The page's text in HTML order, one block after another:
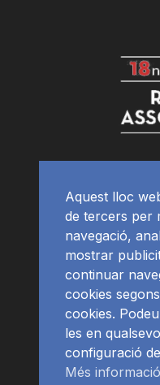
Aquest lloc
de tercers per
navegació,
mostrar
continuar
cookies
cookies.
les en
configuració
Més informació